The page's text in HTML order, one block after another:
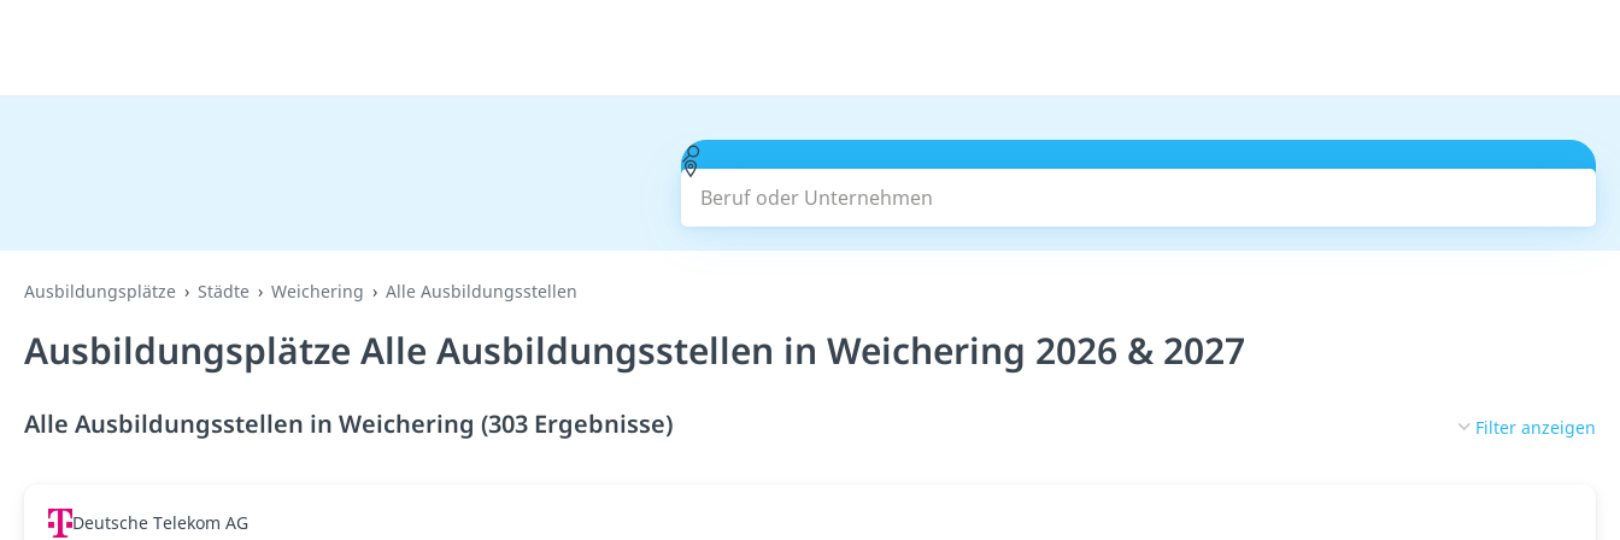
Beruf oder Unternehmen
Ausbildungsplätze Städte Weichering Alle Ausbildungsstellen
Ausbildungsplätze Alle Ausbildungsstellen in Weichering 2026 & 2027
Alle Ausbildungsstellen in Weichering (303 Ergebnisse) Filter anzeigen
Deutsche Telekom AG